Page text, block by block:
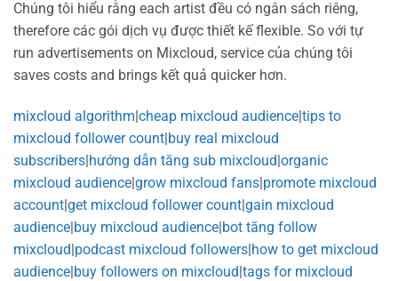
Chúng tôi hiểu rằng each artist đều có ngân sách riêng,
therefore các gói dịch vụ được thiết kế flexible. So với tự
run advertisements on Mixcloud, service của chúng tôi
saves costs and brings kết quả quicker hơn.
mixcloud algorithm|cheap mixcloud audience|tips to
mixcloud follower count|buy real mixcloud
subscribers|hướng dẫn tăng sub mixcloud|organic
mixcloud audience|grow mixcloud fans|promote mixcloud
account|get mixcloud follower count|gain mixcloud
audience|buy mixcloud audience|bot tăng follow
mixcloud|podcast mixcloud followers|how to get mixcloud
audience|buy followers on mixcloud|tags for mixcloud